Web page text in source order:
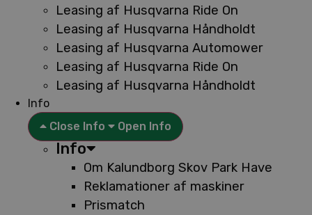
Leasing af Husqvarna Ride On
Leasing af Husqvarna Håndholdt
Leasing af Husqvarna Automower
Leasing af Husqvarna Ride On
Leasing af Husqvarna Håndholdt
Info
Close Info
Open Info
Info
Om Kalundborg Skov Park Have
Reklamationer af maskiner
Prismatch